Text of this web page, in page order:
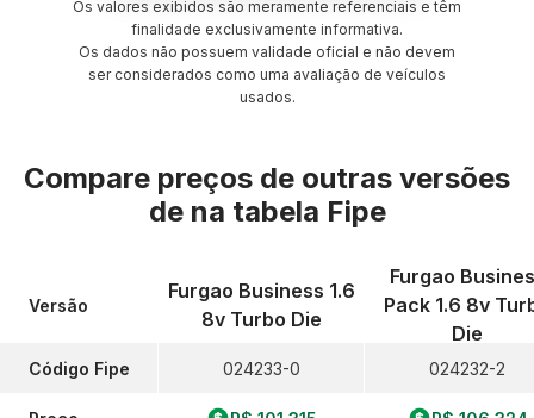
Os valores exibidos são meramente referenciais e têm
finalidade exclusivamente informativa.
Os dados não possuem validade oficial e não devem
ser considerados como uma avaliação de veículos
usados.
Compare preços de outras versões
de na tabela Fipe
Versão
Código Fipe
Furgao Business 1.6
8v Turbo Die
024233-0
Furgao
Pack 1.6 8v
Die
024232-2